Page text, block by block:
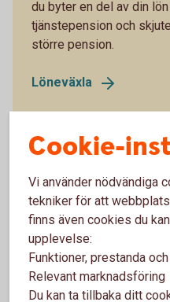
du byter en del av din
tjänstepension och
större pension.
Löneväxla
pension
Är det snart dags att
del av våra tips!
7 tips när du ska ta ut
Cookie-
Vi använder nödvändiga
tekniker för att
finns även cookies du
upplevelse:
Funktioner, prestanda
Relevant marknadsföring
Du kan ta tillbaka ditt